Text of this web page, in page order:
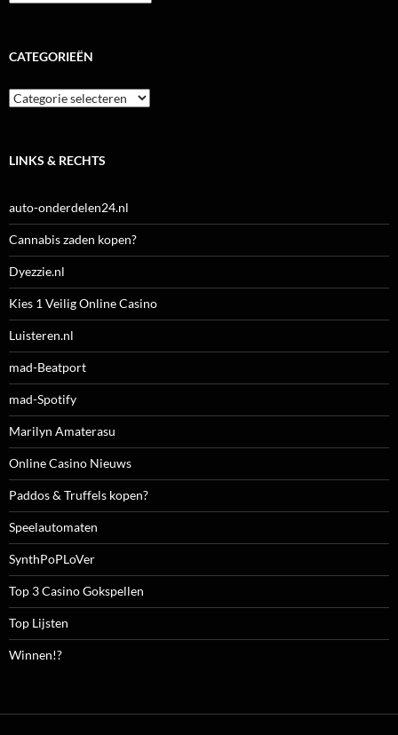
CATEGORIEËN
Categorieën
LINKS & RECHTS
auto-onderdelen24.nl
Cannabis zaden kopen?
Dyezzie.nl
Kies 1 Veilig Online Casino
Luisteren.nl
mad-Beatport
mad-Spotify
Marilyn Amaterasu
Online Casino Nieuws
Paddos & Truffels kopen?
Speelautomaten
SynthPoPLoVer
Top 3 Casino Gokspellen
Top Lijsten
Winnen!?